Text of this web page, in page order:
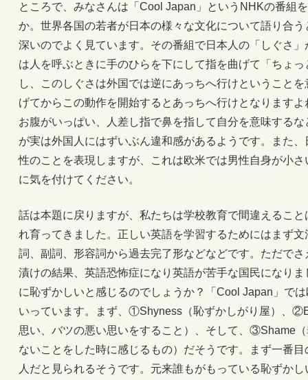
ところで、みなさんは「Cool Japan」というNHKの番組
か。世界各国の若者が日本の様々な文化について語り合
深いのでよく見ています。その番組で日本人の「しぐさ
は人を呼ぶときに手のひらを下にして指を曲げて「ちょ
し、このしぐさは外国では逆にあっちへ行けということ
げてからこの動作を開始するとあっちへ行けとなります
お腹がいっぱい、人差し指で鼻を指して自分を意味する
が実は外国人にはずいぶん違和感があるようです。また
性のことを表現しますが、これは欧米では男性自身が小
に気を付けてください。
話は本題に戻りますが、私たちは学校教育で間違えるこ
れ育ってきました。正しい英語を学習するためにはまず
詞、副詞、形容詞から過去完了形などなどです。ただで
漬けの結果、英語恐怖症になり英語が苦手な国民になり
に恥ずかしいと感じるのでしょうか？「Cool Japan」で
いっています。まず、①Shyness（恥ずかしがり屋）、
思い、バツの悪い思いをすること）、そして、③Shame
ないことをした時に感じるもの）だそうです。まず一番
人だと見られるそうです。元来誰もがもっている恥ずか